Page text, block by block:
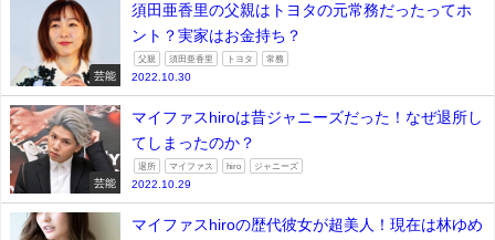
芸能
須田亜香里の父親はトヨタの元常務だったってホ
ント？実家はお金持ち？
父親 須田亜香里 トヨタ 常務
2022.10.30
芸能
マイファスhiroは昔ジャニーズだった！なぜ退所し
てしまったのか？
退所 マイファス hiro ジャニーズ
2022.10.29
マイファスhiroの歴代彼女が超美人！現在は林ゆめ